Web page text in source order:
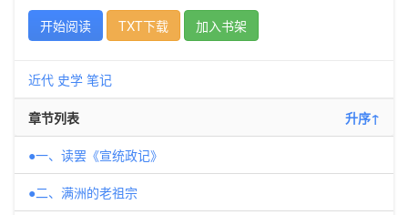
开始阅读
TXT下载 加入书架
近代 史学 笔记
章节列表 升序↑
●一、读罢《宣统政记》
●二、满洲的老祖宗